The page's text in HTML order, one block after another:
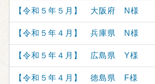
【令和５年５月】 大阪府 N様
【令和５年４月】 兵庫県 N様
【令和５年４月】 広島県 Y様
【令和５年４月】 徳島県 F様